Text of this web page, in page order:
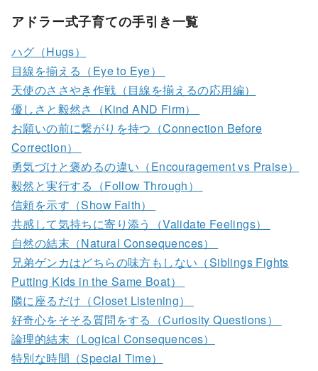
アドラー式子育ての手引き一覧
ハグ（Hugs）
目線を揃える（Eye to Eye）
天使のささやき作戦（目線を揃えるの応用編）
優しさと毅然さ（Kind AND Firm）
お願いの前に繋がりを持つ（Connection Before
Correction）
勇気づけと褒めるの違い（Encouragement vs Praise）
毅然と実行する（Follow Through）
信頼を示す（Show Faith）
共感して気持ちに寄り添う（Validate Feelings）
自然の結末（Natural Consequences）
兄弟ゲンカはどちらの味方もしない（Siblings Fights
Putting Kids in the Same Boat）
隣に座るだけ（Closet Listening）
好奇心をそそる質問をする（Curiosity Questions）
論理的結末（Logical Consequences）
特別な時間（Special Time）